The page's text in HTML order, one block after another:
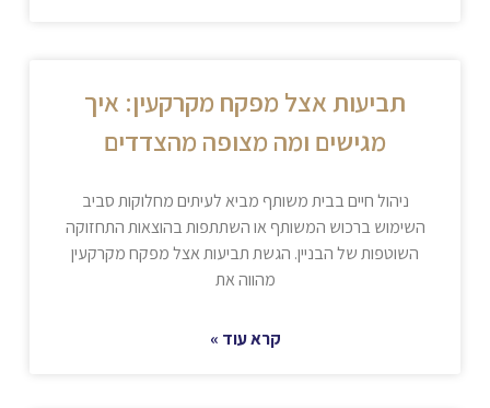
תביעות אצל מפקח מקרקעין: איך
מגישים ומה מצופה מהצדדים
ניהול חיים בבית משותף מביא לעיתים מחלוקות סביב
השימוש ברכוש המשותף או השתתפות בהוצאות התחזוקה
השוטפות של הבניין. הגשת תביעות אצל מפקח מקרקעין
מהווה את
קרא עוד »